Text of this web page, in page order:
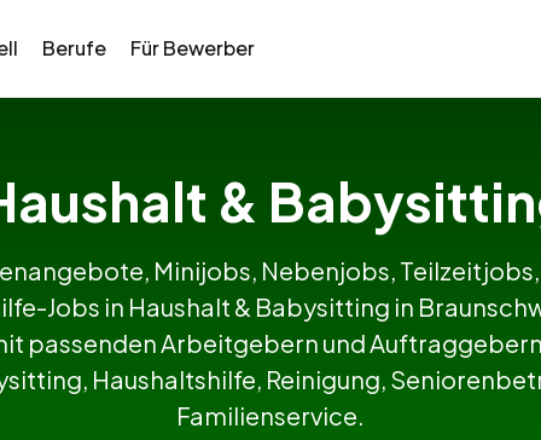
Berufe Für Bewerber
&
Minijobs, Nebenjobs,
Jobs in Haushalt & Babysitting in
passenden Arbeitgebern und
Haushaltshilfe, Reinigung,
Familienservice.